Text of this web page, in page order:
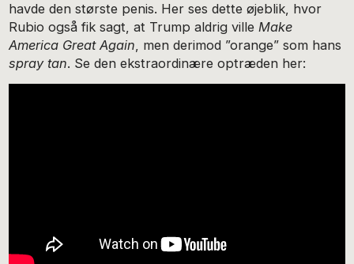
havde den største penis. Her ses dette øjeblik, hvor
Rubio også fik sagt, at Trump aldrig villeMake
America Great Again, men derimod ”orange” som hans
spray tan. Se den ekstraordinære optræden her: